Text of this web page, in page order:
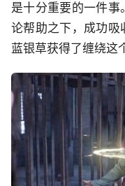
是十分重要的一件
论帮助之下，成功吸
蓝银草获得了缠绕这